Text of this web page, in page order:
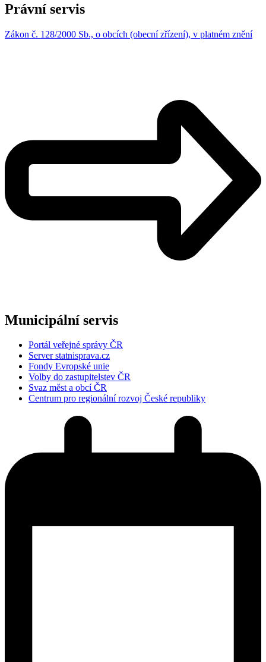
Právní servis
Zákon č. 128/2000 Sb., o obcích (obecní zřízení), v platném znění
Municipální servis
Portál veřejné správy ČR
Server statnisprava.cz
Fondy Evropské unie
Volby do zastupitelstev ČR
Svaz měst a obcí ČR
Centrum pro regionální rozvoj České republiky